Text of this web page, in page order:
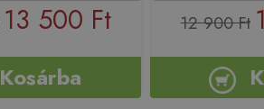
13 500 Ft
Kosárba
12 900 Ft